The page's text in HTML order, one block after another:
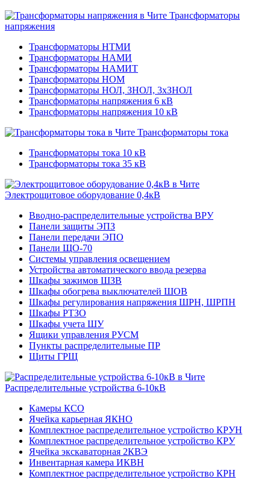
Трансформаторы
напряжения
Трансформаторы НТМИ
Трансформаторы НАМИ
Трансформаторы НАМИТ
Трансформаторы НОМ
Трансформаторы НОЛ, ЗНОЛ, 3хЗНОЛ
Трансформаторы напряжения 6 кВ
Трансформаторы напряжения 10 кВ
Трансформаторы тока
Трансформаторы тока 10 кВ
Трансформаторы тока 35 кВ
Электрощитовое оборудование 0,4кВ
Вводно-распределительные устройства ВРУ
Панели защиты ЭПЗ
Панели передачи ЭПО
Панели ЩО-70
Системы управления освещением
Устройства автоматического ввода резерва
Шкафы зажимов ШЗВ
Шкафы обогрева выключателей ШОВ
Шкафы регулирования напряжения ШРН, ШРПН
Шкафы РТЗО
Шкафы учета ШУ
Ящики управления РУСМ
Пункты распределительные ПР
Щиты ГРЩ
Распределительные устройства 6-10кВ
Камеры КСО
Ячейка карьерная ЯКНО
Комплектное распределительное устройство КРУН
Комплектное распределительное устройство КРУ
Ячейка экскаваторная 2КВЭ
Инвентарная камера ИКВН
Комплектное распределительное устройство КРН